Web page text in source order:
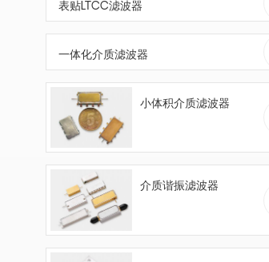
表贴LTCC滤波器
一体化介质滤波器
小体积介质滤波器
介质谐振滤波器